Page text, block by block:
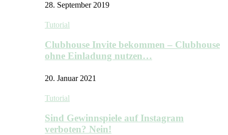
28. September 2019
Tutorial
Clubhouse Invite bekommen – Clubhouse
ohne Einladung nutzen…
20. Januar 2021
Tutorial
Sind Gewinnspiele auf Instagram
verboten? Nein!